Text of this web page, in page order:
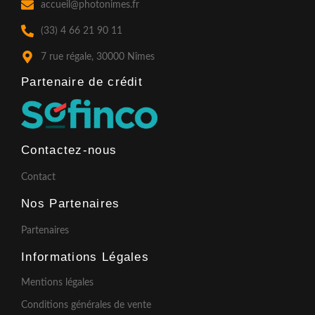
o
o
k
-
f
g
a
m
b
accueil@photonimes.fr
(33) 4 66 21 90 11
7 rue régale, 30000 Nîmes
Partenaire de crédit​
Contactez-nous
Contact
Nos Partenaires
Partenaires
Informations Légales
Mentions légales
Conditions générales de vente